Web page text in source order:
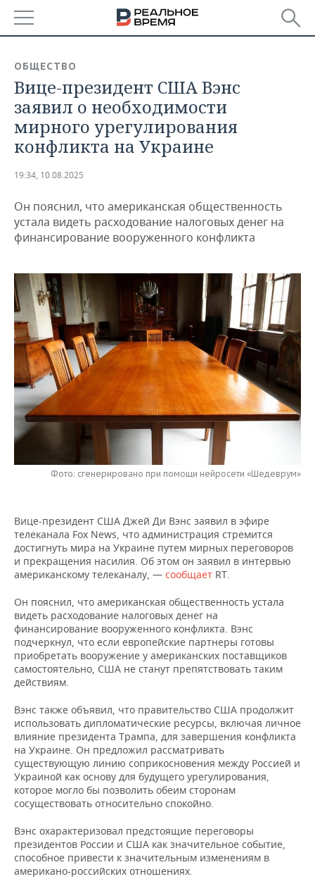
БАШКОРТОСТАН
ТАТАРСТАН
УДМУРТИЯ
НОВОСТИ
АНАЛИТИКА
НОВОСТИ АНАЛИТИКИ
ДЕКЛАРАЦИИ О ДОХОДАХ
КОРОЛИ ГОСЗАКАЗА ПФО
ВУЗЫ ТАТАРСТАНА
КОМУ ПРИНАДЛЕЖАТ
ТОРГОВЫЕ ЦЕНТРЫ
ТАТАРСТАНА
ЭКОНОМИКА
НОВОСТИ ЭКОНОМИКИ
ФИНАНСЫ
БАНКИ
БЮДЖЕТ
ИНВЕСТИЦИИ
ПРОМЫШЛЕННОСТЬ
НОВОСТИ
ПРОМЫШЛЕННОСТИ
МАШИНОСТРОЕНИЕ
НЕФТЕХИМИЯ
НЕФТЬ
ОПК
ЭНЕРГЕТИКА
НЕДВИЖИМОСТЬ
НОВОСТИ НЕДВИЖИМОСТИ
АВТО
НОВОСТИ АВТО
БИЗНЕС
НОВОСТИ БИЗНЕСА
РОЗНИЧНАЯ ТОРГОВЛЯ
ТРАНСПОРТ
УСЛУГИ
ТЕХНОЛОГИИ
НОВОСТИ ТЕХНОЛОГИЙ
IT
МЕДИА
ТЕЛЕКОММУНИКАЦИИ
МЕРОПРИЯТИЯ
НОВОСТИ МЕРОПРИЯТИЙ
ВЫЕЗДНАЯ РЕДАКЦИЯ
БИЗНЕС-БРАНЧИ
ONLINE-КОНФЕРЕНЦИИ
СПОРТ
НОВОСТИ СПОРТА
ФУТБОЛ
ХОККЕЙ
ВОЛЕЙБОЛ
КИБЕРСПОРТ
ФИГУРНОЕ КАТАНИЕ
ВОДНЫЕ ВИДЫ СПОРТА
ХОККЕЙ С МЯЧОМ
ОБЩЕСТВО
НОВОСТИ ОБЩЕСТВА
ВЛАСТЬ
ИСТОРИЯ
КУЛЬТУРА
МЕДИЦИНА
ОБРАЗОВАНИЕ
ПРОИСШЕСТВИЯ
ФОТОГАЛЕРЕЯ
СЮЖЕТЫ
СПИСОК ПЕРСОН
СПИСОК КОМПАНИЙ
ПОЛНАЯ ВЕРСИЯ
ОБЩЕСТВО
Вице-президент США Вэнс
заявил о необходимости
мирного урегулирования
конфликта на Украине
19:34, 10.08.2025
Он пояснил, что американская общественность
устала видеть расходование налоговых денег на
финансирование вооруженного конфликта
Фото: сгенерировано при помощи нейросети «Шедеврум»
Вице-президент США Джей Ди Вэнс заявил в эфире
телеканала Fox News, что администрация стремится
достигнуть мира на Украине путем мирных переговоров
и прекращения насилия. Об этом он заявил в интервью
американскому телеканалу, — сообщает RT.
Он пояснил, что американская общественность устала
видеть расходование налоговых денег на
финансирование вооруженного конфликта. Вэнс
подчеркнул, что если европейские партнеры готовы
приобретать вооружение у американских поставщиков
самостоятельно, США не станут препятствовать таким
действиям.
Вэнс также объявил, что правительство США продолжит
использовать дипломатические ресурсы, включая личное
влияние президента Трампа, для завершения конфликта
на Украине. Он предложил рассматривать
существующую линию соприкосновения между Россией и
Украиной как основу для будущего урегулирования,
которое могло бы позволить обеим сторонам
сосуществовать относительно спокойно.
Вэнс охарактеризовал предстоящие переговоры
президентов России и США как значительное событие,
способное привести к значительным изменениям в
американо-российских отношениях.